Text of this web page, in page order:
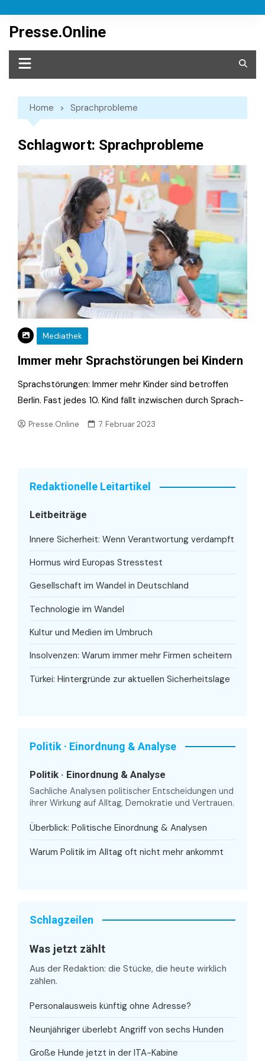
content
Presse.Online
Home Sprachprobleme
Schlagwort: Sprachprobleme
Mediathek
Immer mehr Sprachstörungen bei Kindern
Sprachstörungen: Immer mehr Kinder sind betroffen
Berlin. Fast jedes 10. Kind fällt inzwischen durch Sprach-
Presse.Online 7. Februar 2023
Redaktionelle Leitartikel
Leitbeiträge
Innere Sicherheit: Wenn Verantwortung verdampft
Hormus wird Europas Stresstest
Gesellschaft im Wandel in Deutschland
Technologie im Wandel
Kultur und Medien im Umbruch
Insolvenzen: Warum immer mehr Firmen scheitern
Türkei: Hintergründe zur aktuellen Sicherheitslage
Politik · Einordnung & Analyse
Politik · Einordnung & Analyse
Sachliche Analysen politischer Entscheidungen und
ihrer Wirkung auf Alltag, Demokratie und Vertrauen.
Überblick: Politische Einordnung & Analysen
Warum Politik im Alltag oft nicht mehr ankommt
Schlagzeilen
Was jetzt zählt
Aus der Redaktion: die Stücke, die heute wirklich
zählen.
Personalausweis künftig ohne Adresse?
Neunjähriger überlebt Angriff von sechs Hunden
Große Hunde jetzt in der ITA-Kabine